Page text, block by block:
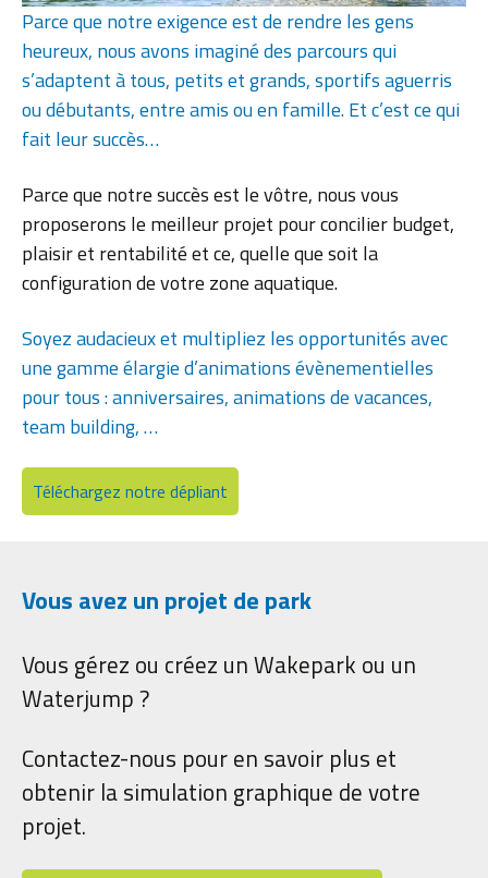
Parce que notre exigence est de rendre les gens
heureux, nous avons imaginé des parcours qui
s’adaptent à tous, petits et grands, sportifs aguerris
ou débutants, entre amis ou en famille. Et c’est ce qui
fait leur succès…
Parce que notre succès est le vôtre, nous vous
proposerons le meilleur projet pour concilier budget,
plaisir et rentabilité et ce, quelle que soit la
configuration de votre zone aquatique.
Soyez audacieux et multipliez les opportunités avec
une gamme élargie d’animations évènementielles
pour tous : anniversaires, animations de vacances,
team building, …
Téléchargez notre dépliant
Vous avez un projet de park
Vous gérez ou créez un Wakepark ou un
Waterjump ?
Contactez-nous pour en savoir plus et
obtenir la simulation graphique de votre
projet.